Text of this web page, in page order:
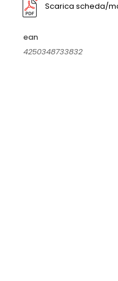
Scarica scheda/
ean
4250348733832